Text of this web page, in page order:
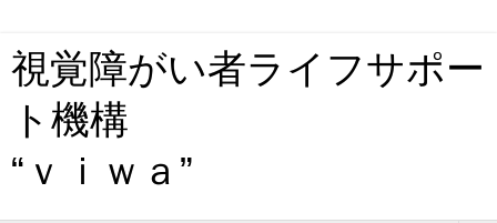
視覚障がい者ライフサポー
ト機構
“ｖｉｗａ”